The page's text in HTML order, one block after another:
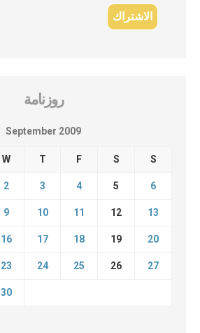
روزنامة
September 2009
W T F S S
2 3 4 5 6
9 10 11 12 13
16 17 18 19 20
23 24 25 26 27
30